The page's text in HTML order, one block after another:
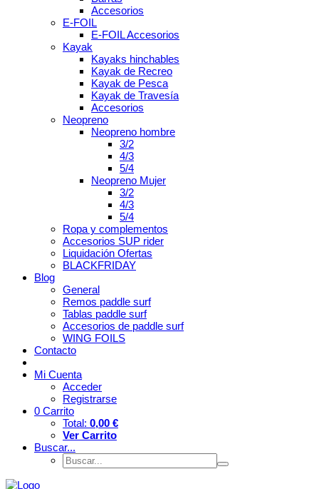
Accesorios
E-FOIL
E-FOIL Accesorios
Kayak
Kayaks hinchables
Kayak de Recreo
Kayak de Pesca
Kayak de Travesía
Accesorios
Neopreno
Neopreno hombre
3/2
4/3
5/4
Neopreno Mujer
3/2
4/3
5/4
Ropa y complementos
Accesorios SUP rider
Liquidación Ofertas
BLACKFRIDAY
Blog
General
Remos paddle surf
Tablas paddle surf
Accesorios de paddle surf
WING FOILS
Contacto
Mi Cuenta
Acceder
Registrarse
0 Carrito
Total: 0,00 €
Ver Carrito
Buscar...